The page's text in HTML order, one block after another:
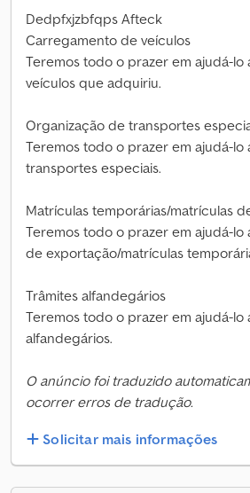
Dedpfxjzbfqps Afteck
Carregamento de veículos
Teremos todo o prazer em ajudá-lo
veículos que adquiriu.
Organização de transportes
Teremos todo o prazer em ajudá-lo
transportes especiais.
Matrículas temporárias/matrículas
Teremos todo o prazer em ajudá-lo
de exportação/matrículas
Trâmites alfandegários
Teremos todo o prazer em ajudá-lo
alfandegários.
O anúncio foi traduzido
ocorrer erros de tradução.
Solicitar mais informações